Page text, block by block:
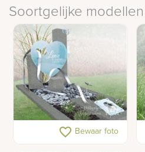
Soortgelijke modellen
Glazen hart in
kindermonument
favorite_border Bewaar foto